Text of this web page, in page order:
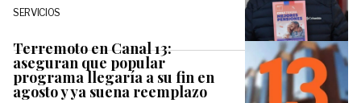
SERVICIOS
Terremoto en Canal 13:
aseguran que popular
programa llegaría a su fin en
agosto y ya suena reemplazo